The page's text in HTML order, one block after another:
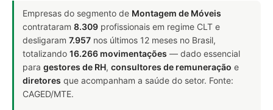
Empresas do segmento de Montagem de Móveis
contrataram 8.309 profissionais em regime CLT e
desligaram 7.957 nos últimos 12 meses no Brasil,
totalizando 16.266 movimentações — dado essencial
para gestores de RH, consultores de remuneração e
diretores que acompanham a saúde do setor. Fonte:
CAGED/MTE.